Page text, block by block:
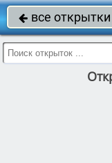
 все открытки